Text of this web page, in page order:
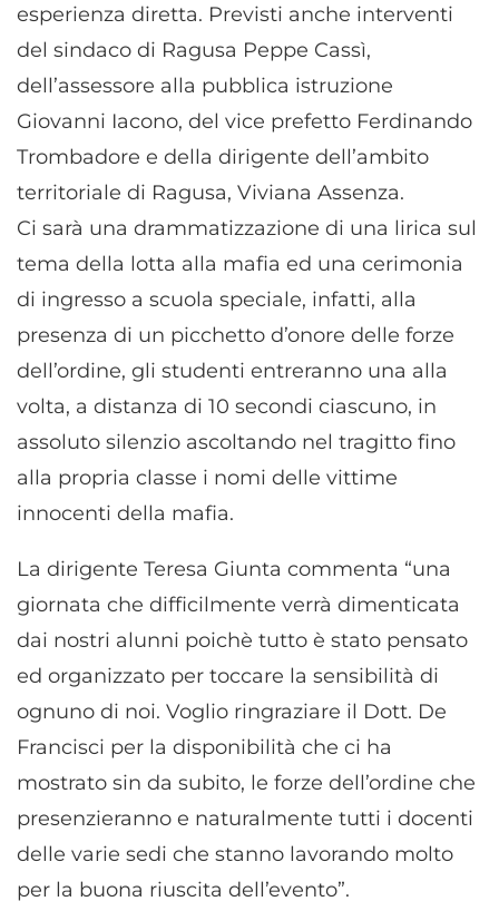
esperienza diretta. Previsti anche interventi
del sindaco di Ragusa Peppe Cassì,
dell’assessore alla pubblica istruzione
Giovanni Iacono, del vice prefetto Ferdinando
Trombadore e della dirigente dell’ambito
territoriale di Ragusa, Viviana Assenza.
Ci sarà una drammatizzazione di una lirica sul
tema della lotta alla mafia ed una cerimonia
di ingresso a scuola speciale, infatti, alla
presenza di un picchetto d’onore delle forze
dell’ordine, gli studenti entreranno una alla
volta, a distanza di 10 secondi ciascuno, in
assoluto silenzio ascoltando nel tragitto fino
alla propria classe i nomi delle vittime
innocenti della mafia.
La dirigente Teresa Giunta commenta “una
giornata che difficilmente verrà dimenticata
dai nostri alunni poichè tutto è stato pensato
ed organizzato per toccare la sensibilità di
ognuno di noi. Voglio ringraziare il Dott. De
Francisci per la disponibilità che ci ha
mostrato sin da subito, le forze dell’ordine che
presenzieranno e naturalmente tutti i docenti
delle varie sedi che stanno lavorando molto
per la buona riuscita dell’evento”.